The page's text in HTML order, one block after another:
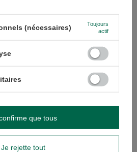
d'aide ? Avez-vous des
vous
questions
Poser une question
AUSSI
(nécessaires)
Toujours
actif
Je rejette tout
que tous